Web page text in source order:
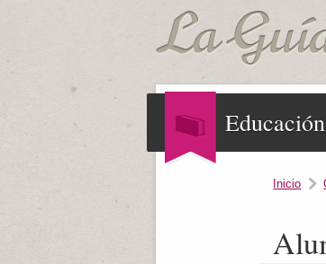
Educación
Inicio